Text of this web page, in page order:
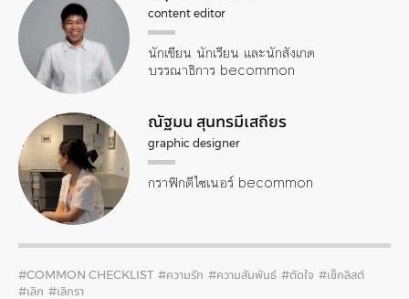
content editor
นักเขียน นักเรียน และนักสังเกต
บรรณาธิการ becommon
ณัฐมน สุนทรมีเสถียร
graphic designer
กราฟิกดีไซเนอร์ becommon
#COMMON CHECKLIST #ความรัก #ความสัมพันธ์ #ตัดใจ #เช็กลิสต์
#เลิก #เลิกรา